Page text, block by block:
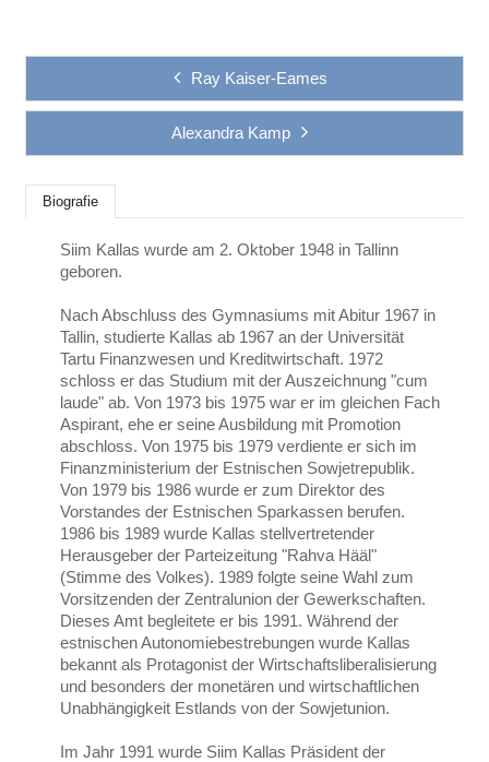
Ray Kaiser-Eames
Alexandra Kamp
Biografie
Siim Kallas wurde am 2. Oktober 1948 in Tallinn
geboren.
Nach Abschluss des Gymnasiums mit Abitur 1967 in
Tallin, studierte Kallas ab 1967 an der Universität
Tartu Finanzwesen und Kreditwirtschaft. 1972
schloss er das Studium mit der Auszeichnung "cum
laude" ab. Von 1973 bis 1975 war er im gleichen Fach
Aspirant, ehe er seine Ausbildung mit Promotion
abschloss. Von 1975 bis 1979 verdiente er sich im
Finanzministerium der Estnischen Sowjetrepublik.
Von 1979 bis 1986 wurde er zum Direktor des
Vorstandes der Estnischen Sparkassen berufen.
1986 bis 1989 wurde Kallas stellvertretender
Herausgeber der Parteizeitung "Rahva Hääl"
(Stimme des Volkes). 1989 folgte seine Wahl zum
Vorsitzenden der Zentralunion der Gewerkschaften.
Dieses Amt begleitete er bis 1991. Während der
estnischen Autonomiebestrebungen wurde Kallas
bekannt als Protagonist der Wirtschaftsliberalisierung
und besonders der monetären und wirtschaftlichen
Unabhängigkeit Estlands von der Sowjetunion.
Im Jahr 1991 wurde Siim Kallas Präsident der